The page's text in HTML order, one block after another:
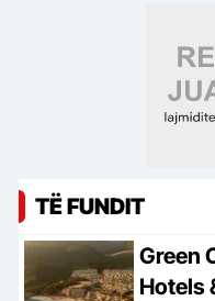
TË FUNDIT
Green
Hotels